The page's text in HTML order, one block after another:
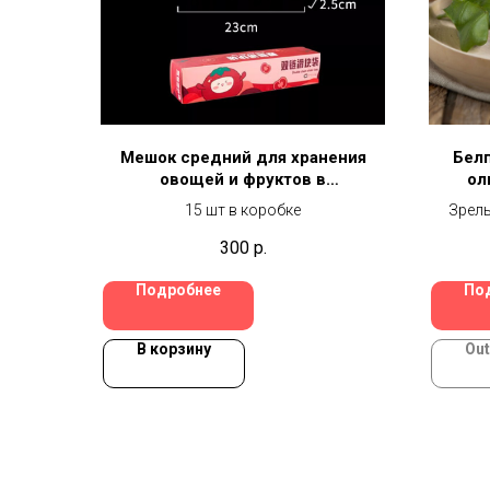
Мешок средний для хранения
овощей и фруктов в
холодильнике с молнией
15 шт в коробке
300 р.
Подробнее
В корзину